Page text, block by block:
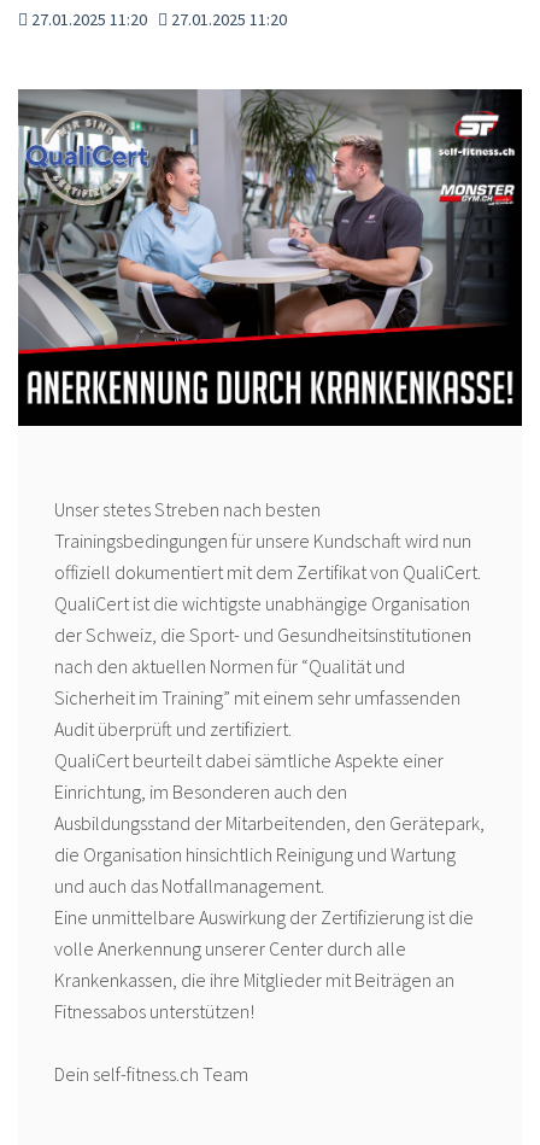
27.01.2025 11:20 27.01.2025 11:20
Unser stetes Streben nach besten
Trainingsbedingungen für unsere Kundschaft wird nun
offiziell dokumentiert mit dem Zertifikat von QualiCert.
QualiCert ist die wichtigste unabhängige Organisation
der Schweiz, die Sport- und Gesundheitsinstitutionen
nach den aktuellen Normen für “Qualität und
Sicherheit im Training” mit einem sehr umfassenden
Audit überprüft und zertifiziert.
QualiCert beurteilt dabei sämtliche Aspekte einer
Einrichtung, im Besonderen auch den
Ausbildungsstand der Mitarbeitenden, den Gerätepark,
die Organisation hinsichtlich Reinigung und Wartung
und auch das Notfallmanagement.
Eine unmittelbare Auswirkung der Zertifizierung ist die
volle Anerkennung unserer Center durch alle
Krankenkassen, die ihre Mitglieder mit Beiträgen an
Fitnessabos unterstützen!
Dein self-fitness.ch Team